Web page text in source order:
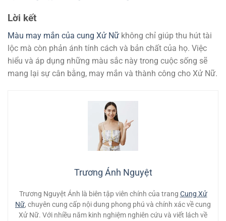
Lời kết
Màu may mắn của cung Xử Nữ không chỉ giúp thu hút tài
lộc mà còn phản ánh tính cách và bản chất của họ. Việc
hiểu và áp dụng những màu sắc này trong cuộc sống sẽ
mang lại sự cân bằng, may mắn và thành công cho Xử Nữ.
Trương Ánh Nguyệt
Trương Nguyệt Ánh là biên tập viên chính của trang Cung Xử
Nữ, chuyên cung cấp nội dung phong phú và chính xác về cung
Xử Nữ. Với nhiều năm kinh nghiệm nghiên cứu và viết lách về